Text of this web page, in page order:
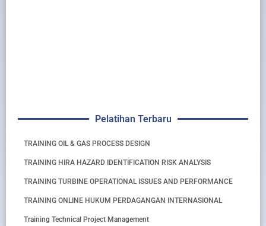
Pelatihan Terbaru
TRAINING OIL & GAS PROCESS DESIGN
TRAINING HIRA HAZARD IDENTIFICATION RISK ANALYSIS
TRAINING TURBINE OPERATIONAL ISSUES AND PERFORMANCE
TRAINING ONLINE HUKUM PERDAGANGAN INTERNASIONAL
Training Technical Project Management